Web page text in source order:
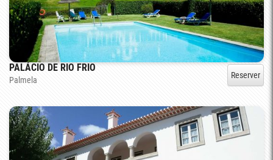
PALÁCIO DE RIO FRIO
Palmela Reserver